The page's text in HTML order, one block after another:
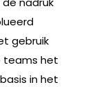
gebruik
teams het
in het